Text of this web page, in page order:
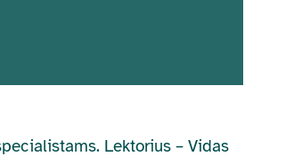
Lektorius – Vidas